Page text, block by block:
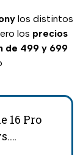
los distintos
los precios
de 499 y 699
16 Pro